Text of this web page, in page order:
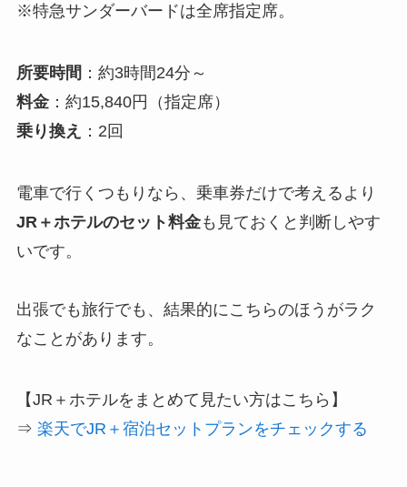
※特急サンダーバードは全席指定席。
所要時間 ：約3時間24分～
料金：約15,840円（指定席）
乗り換え
：2回
電車で行くつもりなら、乗車券だけで考えるより
JR＋ホテルのセット料金も見ておくと判断しやす
いです。
出張でも旅行でも、結果的にこちらのほうがラク
なことがあります。
【JR＋ホテルをまとめて見たい方はこちら】
⇒ 楽天でJR＋宿泊セットプランをチェックする